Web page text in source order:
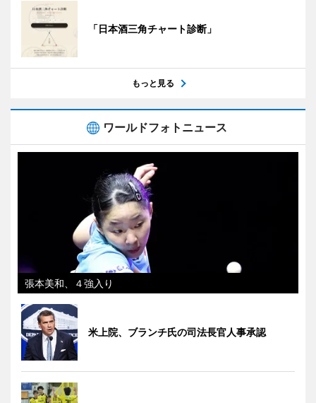
「日本酒三角チャート診断」
もっと見る
ワールドフォトニュース
張本美和、４強入り
米上院、ブランチ氏の司法長官人事承認